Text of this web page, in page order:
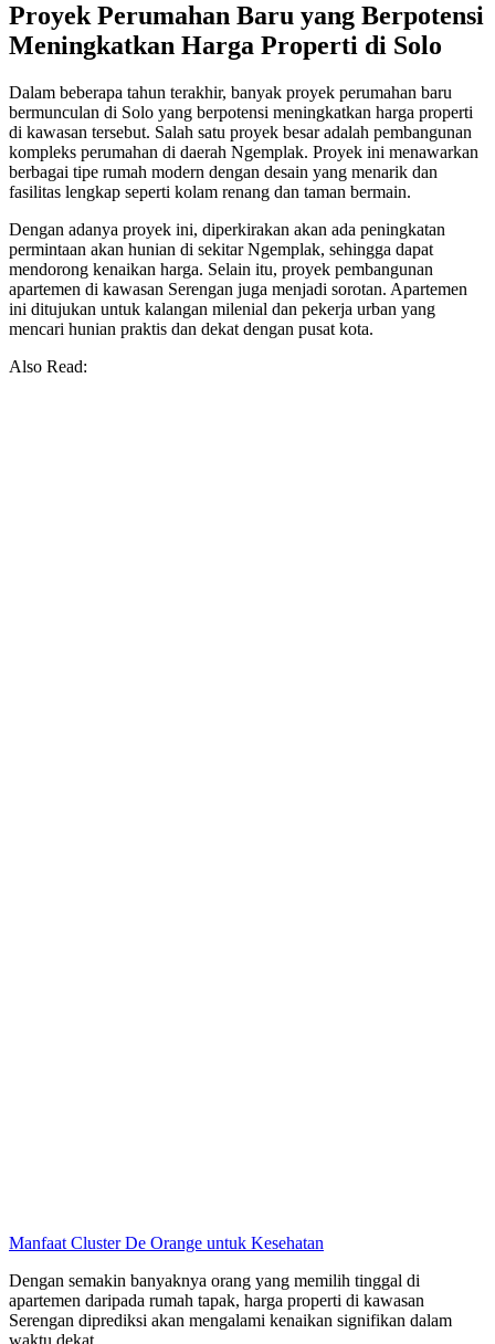
Proyek Perumahan Baru yang Berpotensi
Meningkatkan Harga Properti di Solo
Dalam beberapa tahun terakhir, banyak proyek perumahan baru
bermunculan di Solo yang berpotensi meningkatkan harga properti
di kawasan tersebut. Salah satu proyek besar adalah pembangunan
kompleks perumahan di daerah Ngemplak. Proyek ini menawarkan
berbagai tipe rumah modern dengan desain yang menarik dan
fasilitas lengkap seperti kolam renang dan taman bermain.
Dengan adanya proyek ini, diperkirakan akan ada peningkatan
permintaan akan hunian di sekitar Ngemplak, sehingga dapat
mendorong kenaikan harga. Selain itu, proyek pembangunan
apartemen di kawasan Serengan juga menjadi sorotan. Apartemen
ini ditujukan untuk kalangan milenial dan pekerja urban yang
mencari hunian praktis dan dekat dengan pusat kota.
Also Read:
Manfaat Cluster De Orange untuk Kesehatan
Dengan semakin banyaknya orang yang memilih tinggal di
apartemen daripada rumah tapak, harga properti di kawasan
Serengan diprediksi akan mengalami kenaikan signifikan dalam
waktu dekat.